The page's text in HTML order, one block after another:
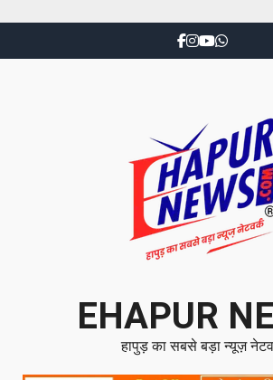
EHAPUR
हापुड़ का सबसे बड़ा न्यूज़